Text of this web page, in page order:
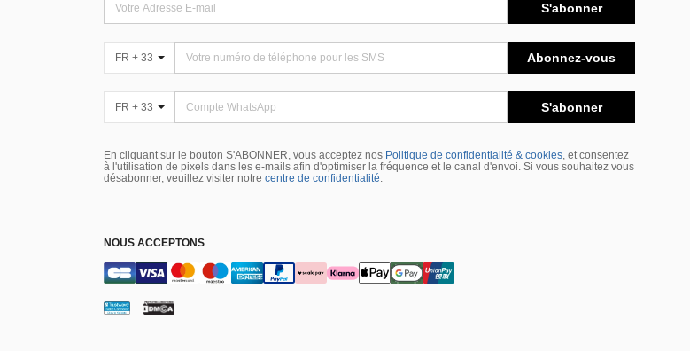
S'abonner
FR + 33 Abonnez-vous
FR + 33 S'abonner
En cliquant sur le bouton S'ABONNER, vous acceptez nos Politique de confidentialité & cookies, et consentez
à l'utilisation de pixels dans les e-mails afin d'optimiser la fréquence et le canal d'envoi. Si vous souhaitez vous
désabonner, veuillez visiter notre centre de confidentialité.
NOUS ACCEPTONS